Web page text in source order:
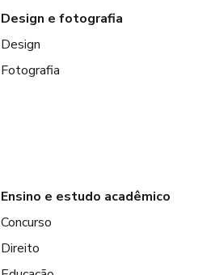
Design e fotografia
Design
Fotografia
Ensino e estudo acadêmico
Concurso
Direito